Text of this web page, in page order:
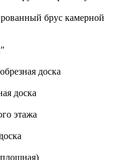
брус камерной
доска
доска
этажа